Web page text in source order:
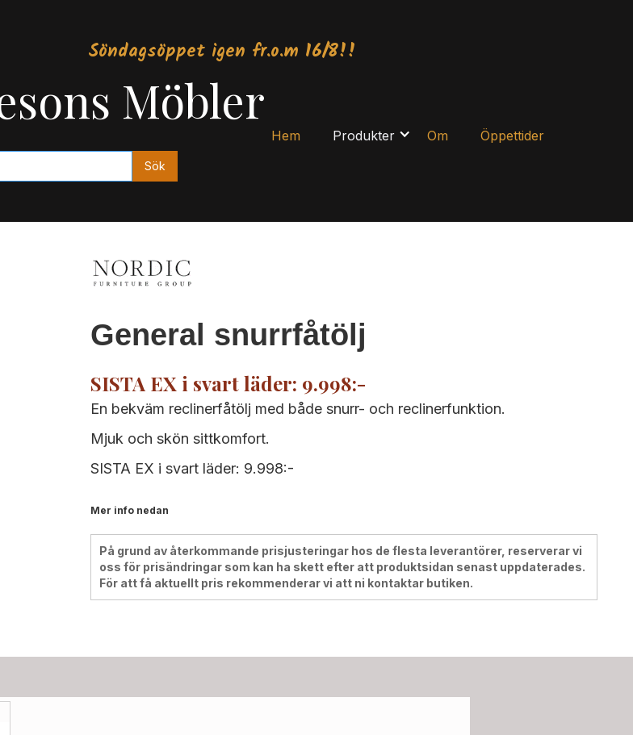
Söndagsöppet igen fr.o.m 16/8!!
Möbler
Hem Produkter Om Öppettider
General snurrfåtölj
SISTA EX i svart läder: 9.998:-
En bekväm reclinerfåtölj med både snurr- och reclinerfunktion.
Mjuk och skön sittkomfort.
SISTA EX i svart läder: 9.998:-
Mer info nedan
På grund av återkommande prisjusteringar hos de flesta leverantörer, reserverar vi
oss för prisändringar som kan ha skett efter att produktsidan senast uppdaterades.
För att få aktuellt pris rekommenderar vi att ni kontaktar butiken.